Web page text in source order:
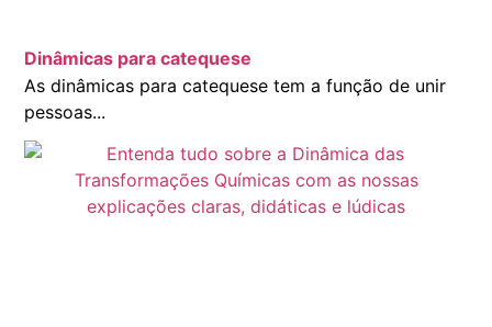
Dinâmicas para catequese
As dinâmicas para catequese tem a função de unir
pessoas...